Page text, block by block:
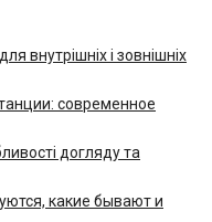
внутрішніх і зовнішніх
современное
догляду та
какие бывают и